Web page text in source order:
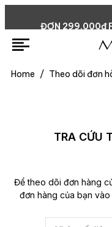
ĐƠN 299.000đ
Home / Theo dõi đơn
TRA CỨU
Để theo dõi đơn hàng
đơn hàng của bạn